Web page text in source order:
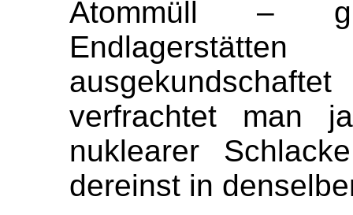
Atommüll –
Endlagerstätten
verfrachtet man
nuklearer
dereinst in